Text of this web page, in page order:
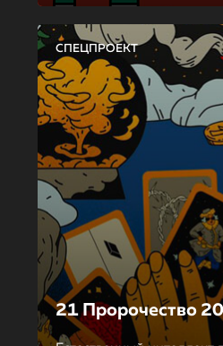
СПЕЦПРОЕКТ
21 Пророчество